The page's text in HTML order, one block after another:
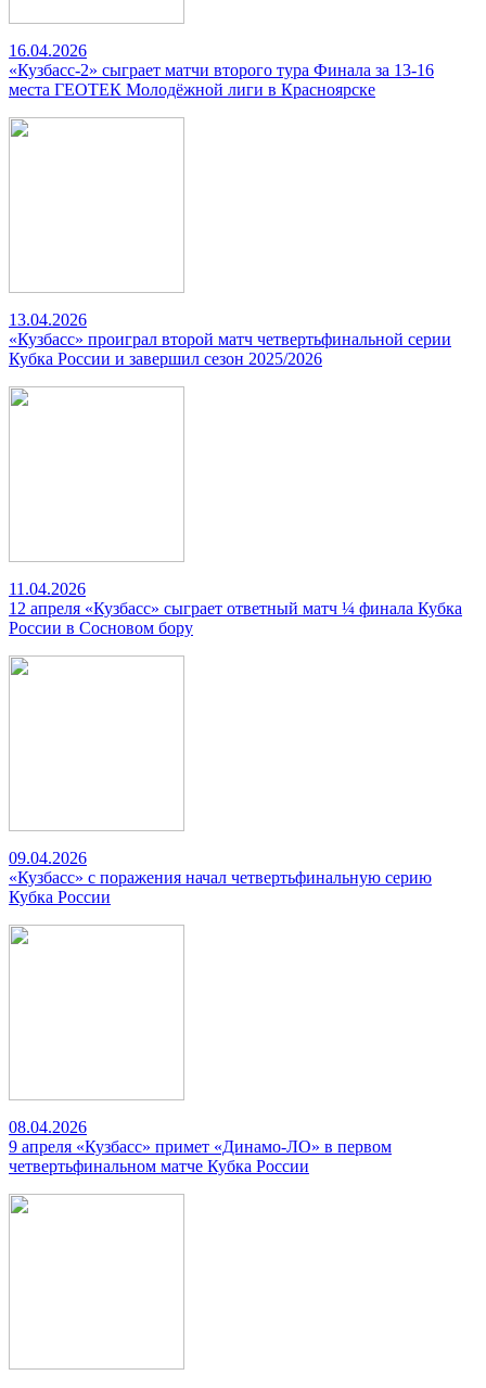
16.04.2026
«Кузбасс-2» сыграет матчи второго тура Финала за 13-16
места ГЕОТЕК Молодёжной лиги в Красноярске
13.04.2026
«Кузбасс» проиграл второй матч четвертьфинальной серии
Кубка России и завершил сезон 2025/2026
11.04.2026
12 апреля «Кузбасс» сыграет ответный матч ¼ финала Кубка
России в Сосновом бору
09.04.2026
«Кузбасс» с поражения начал четвертьфинальную серию
Кубка России
08.04.2026
9 апреля «Кузбасс» примет «Динамо-ЛО» в первом
четвертьфинальном матче Кубка России